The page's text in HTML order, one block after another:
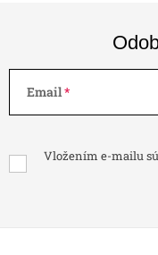
Email
Vložením e-mailu